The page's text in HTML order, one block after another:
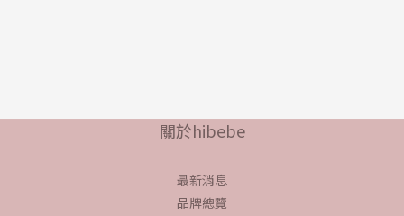
關於hibebe
最新消息
品牌總覽